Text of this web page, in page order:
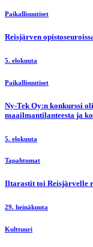
Paikallisuutiset
Reisjärven
5. elokuuta
Paikallisuutiset
Ny-Tek Oy:n konkurssi
maailmantilanteesta ja
5. elokuuta
Tapahtumat
Iltarastit toi Reisjärvelle
29. heinäkuuta
Kulttuuri